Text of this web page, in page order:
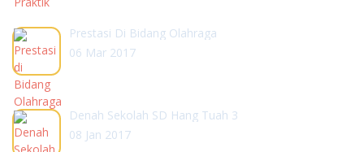
Prestasi Di Bidang Olahraga
06 Mar 2017
Denah Sekolah SD Hang Tuah 3
08 Jan 2017